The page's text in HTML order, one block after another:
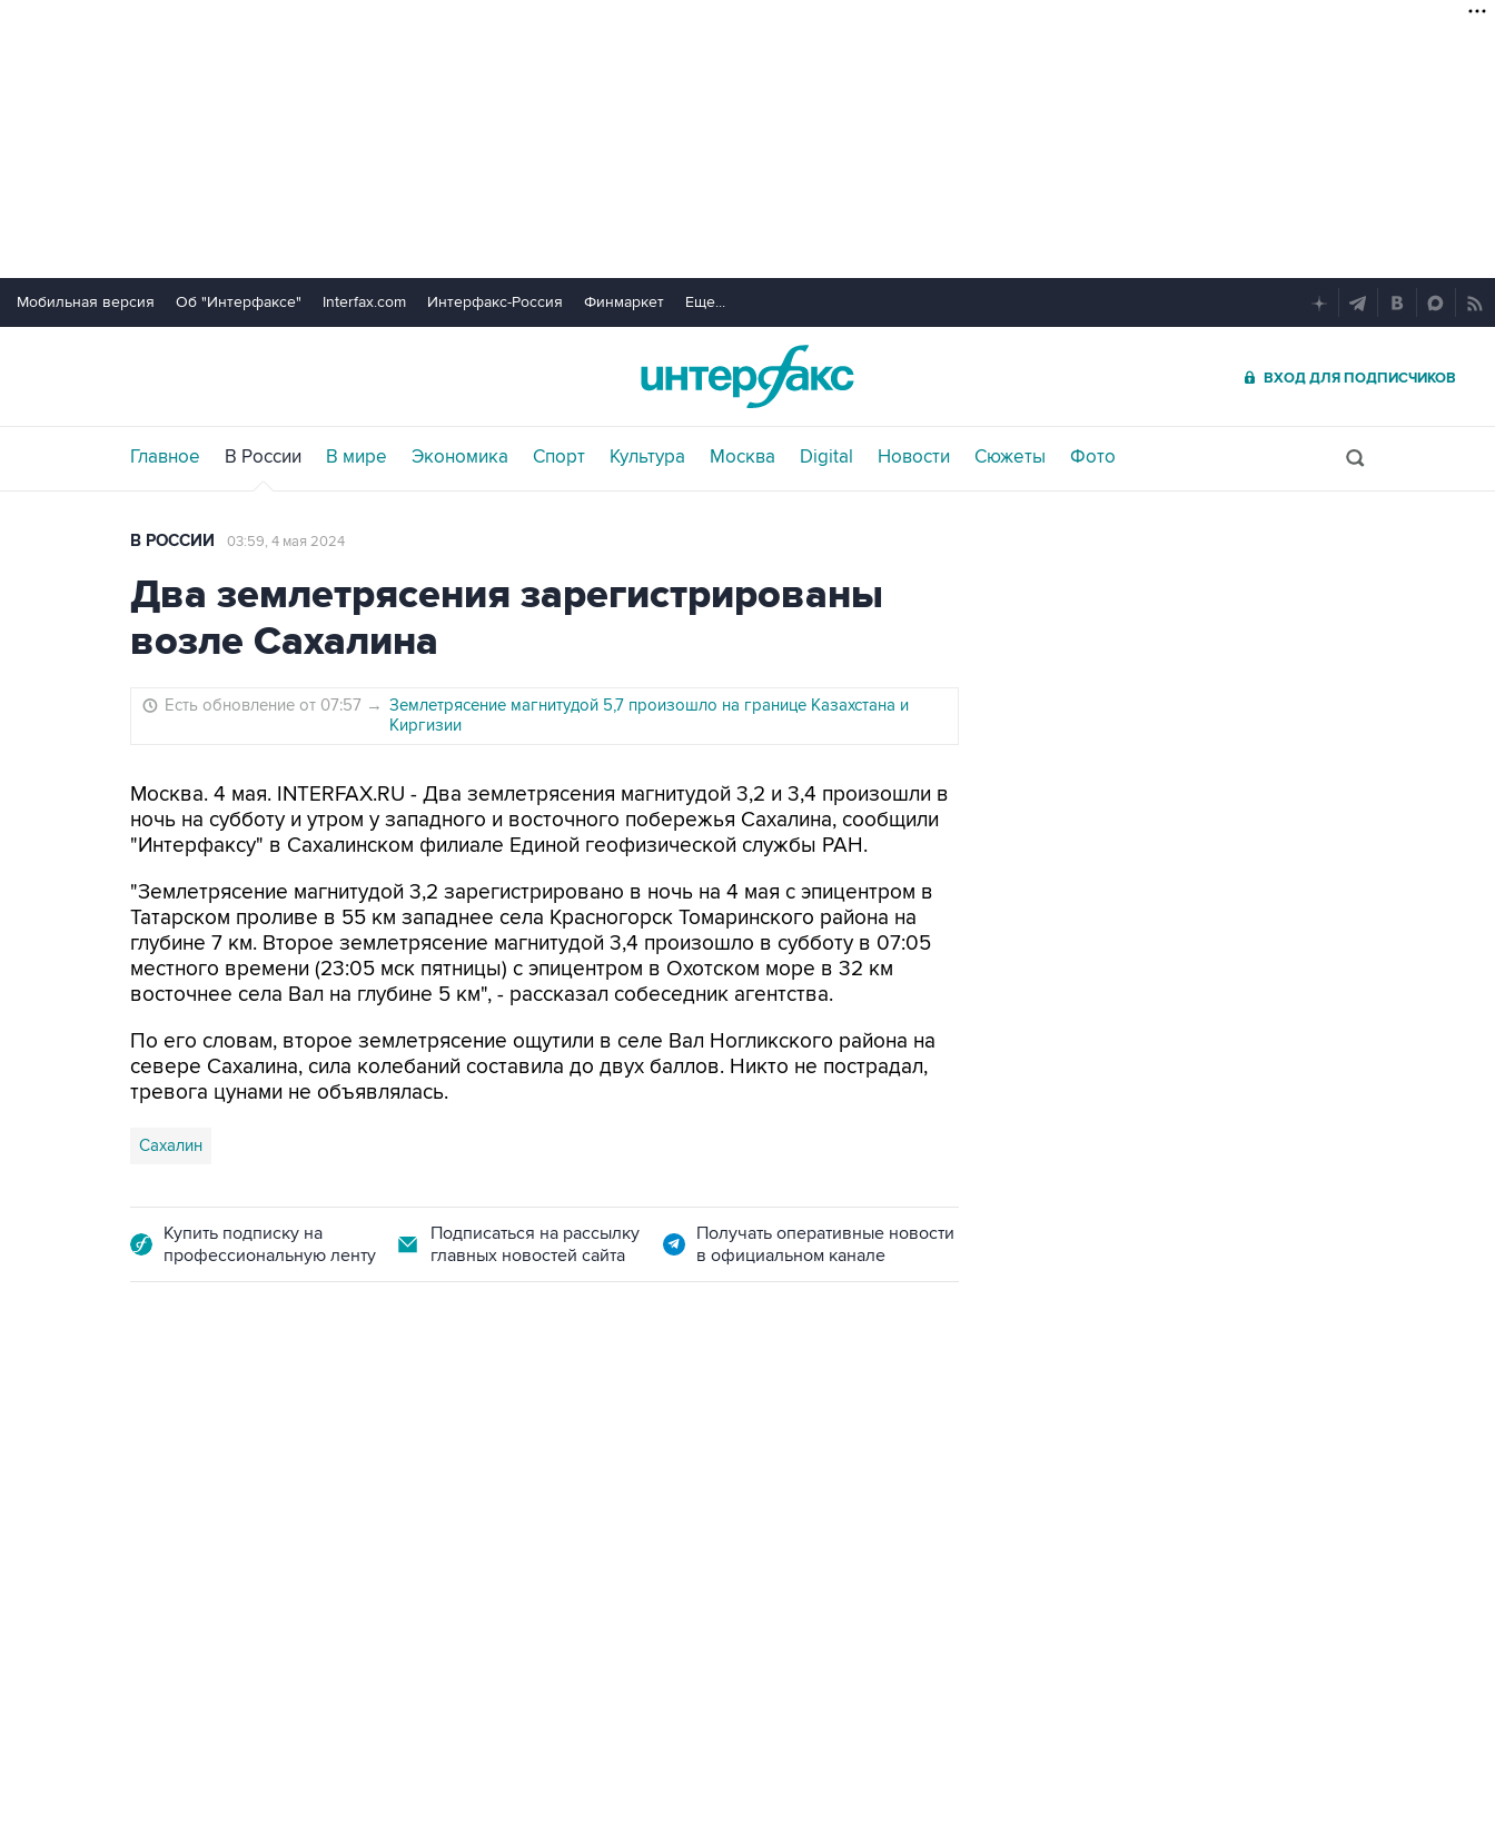
Мобильная версия Об "Интерфаксе" Interfax.com Интерфакс-Россия Финмаркет Еще...
ВХОД ДЛЯ ПОДПИСЧИКОВ
Главное В России В мире Экономика Спорт Культура Москва Digital Новости Сюжеты Фото
В РОССИИ 03:59, 4 мая 2024
Два землетрясения зарегистрированы
возле Сахалина
Есть обновление от 07:57 → Землетрясение магнитудой 5,7 произошло на границе Казахстана и
Киргизии
Москва. 4 мая. INTERFAX.RU - Два землетрясения магнитудой 3,2 и 3,4 произошли в
ночь на субботу и утром у западного и восточного побережья Сахалина, сообщили
"Интерфаксу" в Сахалинском филиале Единой геофизической службы РАН.
"Землетрясение магнитудой 3,2 зарегистрировано в ночь на 4 мая с эпицентром в
Татарском проливе в 55 км западнее села Красногорск Томаринского района на
глубине 7 км. Второе землетрясение магнитудой 3,4 произошло в субботу в 07:05
местного времени (23:05 мск пятницы) с эпицентром в Охотском море в 32 км
восточнее села Вал на глубине 5 км", - рассказал собеседник агентства.
По его словам, второе землетрясение ощутили в селе Вал Ногликского района на
севере Сахалина, сила колебаний составила до двух баллов. Никто не пострадал,
тревога цунами не объявлялась.
Сахалин
Купить подписку на
профессиональную ленту
Подписаться на рассылку
главных новостей сайта
Получать оперативные новости
в официальном канале